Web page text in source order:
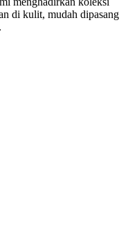
di kulit, mudah dipasang